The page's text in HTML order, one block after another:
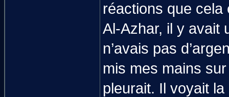
réactions que
Al-Azhar, il y avait
n’avais pas
mis mes mains
pleurait. Il voyait